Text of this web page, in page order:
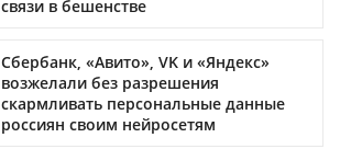
связи в бешенстве
Сбербанк, «Авито», VK и «Яндекс»
возжелали без разрешения
скармливать персональные данные
россиян своим нейросетям